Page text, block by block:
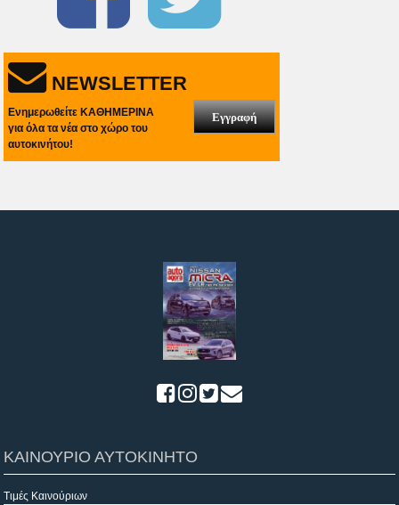
NEWSLETTER
Ενημερωθείτε ΚΑΘΗΜΕΡΙΝΑ
για όλα τα νέα στο χώρο του
αυτοκινήτου!
Εγγραφή
ΚΑΙΝΟΥΡΙΟ ΑΥΤΟΚΙΝΗΤΟ
Τιμές Καινούριων